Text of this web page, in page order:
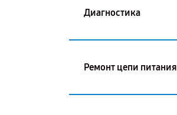
Диагностика
Ремонт цепи питания